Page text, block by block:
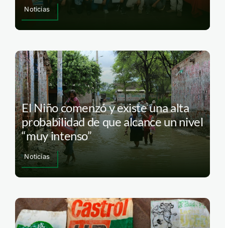
Noticias
El Niño comenzó y existe una alta
probabilidad de que alcance un nivel
“muy intenso”
Noticias